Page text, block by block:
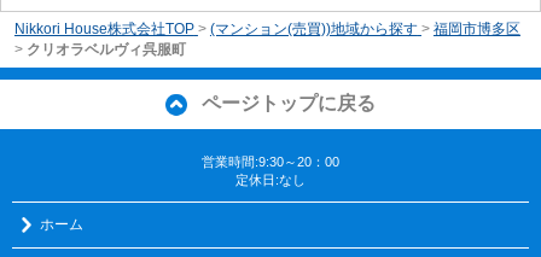
Nikkori House株式会社TOP > (マンション(売買))地域から探す > 福岡市博多区
> クリオラベルヴィ呉服町
ページトップに戻る
営業時間:9:30～20：00
定休日:なし
ホーム